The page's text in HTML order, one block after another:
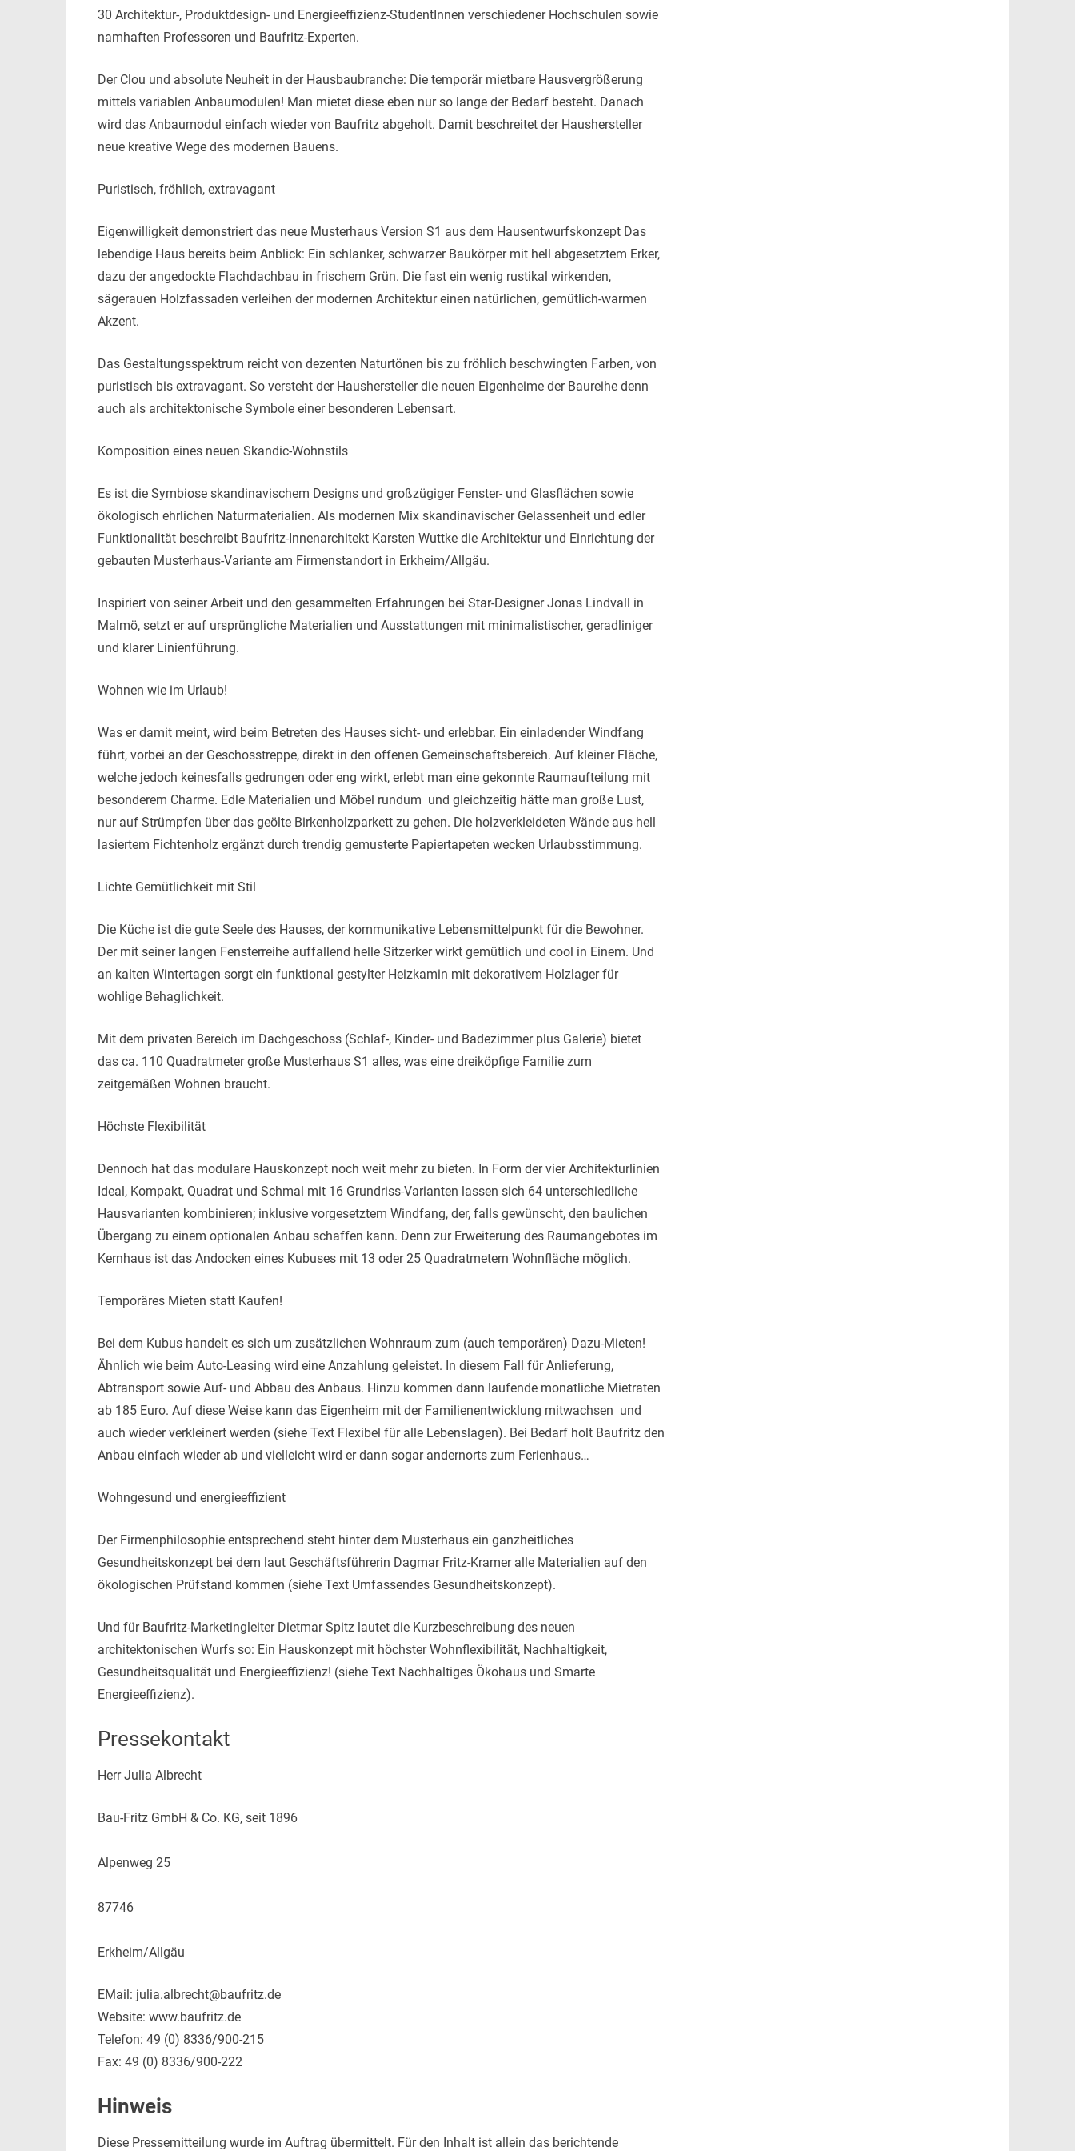
30 Architektur-, Produktdesign- und Energieeffizienz-StudentInnen verschiedener Hochschulen sowie
namhaften Professoren und Baufritz-Experten.
Der Clou und absolute Neuheit in der Hausbaubranche: Die temporär mietbare Hausvergrößerung
mittels variablen Anbaumodulen! Man mietet diese eben nur so lange der Bedarf besteht. Danach
wird das Anbaumodul einfach wieder von Baufritz abgeholt. Damit beschreitet der Haushersteller
neue kreative Wege des modernen Bauens.
Puristisch, fröhlich, extravagant
Eigenwilligkeit demonstriert das neue Musterhaus Version S1 aus dem Hausentwurfskonzept Das
lebendige Haus bereits beim Anblick: Ein schlanker, schwarzer Baukörper mit hell abgesetztem Erker,
dazu der angedockte Flachdachbau in frischem Grün. Die fast ein wenig rustikal wirkenden,
sägerauen Holzfassaden verleihen der modernen Architektur einen natürlichen, gemütlich-warmen
Akzent.
Das Gestaltungsspektrum reicht von dezenten Naturtönen bis zu fröhlich beschwingten Farben, von
puristisch bis extravagant. So versteht der Haushersteller die neuen Eigenheime der Baureihe denn
auch als architektonische Symbole einer besonderen Lebensart.
Komposition eines neuen Skandic-Wohnstils
Es ist die Symbiose skandinavischem Designs und großzügiger Fenster- und Glasflächen sowie
ökologisch ehrlichen Naturmaterialien. Als modernen Mix skandinavischer Gelassenheit und edler
Funktionalität beschreibt Baufritz-Innenarchitekt Karsten Wuttke die Architektur und Einrichtung der
gebauten Musterhaus-Variante am Firmenstandort in Erkheim/Allgäu.
Inspiriert von seiner Arbeit und den gesammelten Erfahrungen bei Star-Designer Jonas Lindvall in
Malmö, setzt er auf ursprüngliche Materialien und Ausstattungen mit minimalistischer, geradliniger
und klarer Linienführung.
Wohnen wie im Urlaub!
Was er damit meint, wird beim Betreten des Hauses sicht- und erlebbar. Ein einladender Windfang
führt, vorbei an der Geschosstreppe, direkt in den offenen Gemeinschaftsbereich. Auf kleiner Fläche,
welche jedoch keinesfalls gedrungen oder eng wirkt, erlebt man eine gekonnte Raumaufteilung mit
besonderem Charme. Edle Materialien und Möbel rundum  und gleichzeitig hätte man große Lust,
nur auf Strümpfen über das geölte Birkenholzparkett zu gehen. Die holzverkleideten Wände aus hell
lasiertem Fichtenholz ergänzt durch trendig gemusterte Papiertapeten wecken Urlaubsstimmung.
Lichte Gemütlichkeit mit Stil
Die Küche ist die gute Seele des Hauses, der kommunikative Lebensmittelpunkt für die Bewohner.
Der mit seiner langen Fensterreihe auffallend helle Sitzerker wirkt gemütlich und cool in Einem. Und
an kalten Wintertagen sorgt ein funktional gestylter Heizkamin mit dekorativem Holzlager für
wohlige Behaglichkeit.
Mit dem privaten Bereich im Dachgeschoss (Schlaf-, Kinder- und Badezimmer plus Galerie) bietet
das ca. 110 Quadratmeter große Musterhaus S1 alles, was eine dreiköpfige Familie zum
zeitgemäßen Wohnen braucht.
Höchste Flexibilität
Dennoch hat das modulare Hauskonzept noch weit mehr zu bieten. In Form der vier Architekturlinien
Ideal, Kompakt, Quadrat und Schmal mit 16 Grundriss-Varianten lassen sich 64 unterschiedliche
Hausvarianten kombinieren; inklusive vorgesetztem Windfang, der, falls gewünscht, den baulichen
Übergang zu einem optionalen Anbau schaffen kann. Denn zur Erweiterung des Raumangebotes im
Kernhaus ist das Andocken eines Kubuses mit 13 oder 25 Quadratmetern Wohnfläche möglich.
Temporäres Mieten statt Kaufen!
Bei dem Kubus handelt es sich um zusätzlichen Wohnraum zum (auch temporären) Dazu-Mieten!
Ähnlich wie beim Auto-Leasing wird eine Anzahlung geleistet. In diesem Fall für Anlieferung,
Abtransport sowie Auf- und Abbau des Anbaus. Hinzu kommen dann laufende monatliche Mietraten
ab 185 Euro. Auf diese Weise kann das Eigenheim mit der Familienentwicklung mitwachsen  und
auch wieder verkleinert werden (siehe Text Flexibel für alle Lebenslagen). Bei Bedarf holt Baufritz den
Anbau einfach wieder ab und vielleicht wird er dann sogar andernorts zum Ferienhaus…
Wohngesund und energieeffizient
Der Firmenphilosophie entsprechend steht hinter dem Musterhaus ein ganzheitliches
Gesundheitskonzept bei dem laut Geschäftsführerin Dagmar Fritz-Kramer alle Materialien auf den
ökologischen Prüfstand kommen (siehe Text Umfassendes Gesundheitskonzept).
Und für Baufritz-Marketingleiter Dietmar Spitz lautet die Kurzbeschreibung des neuen
architektonischen Wurfs so: Ein Hauskonzept mit höchster Wohnflexibilität, Nachhaltigkeit,
Gesundheitsqualität und Energieeffizienz! (siehe Text Nachhaltiges Ökohaus und Smarte
Energieeffizienz).
Pressekontakt
Herr Julia Albrecht
Bau-Fritz GmbH & Co. KG, seit 1896
Alpenweg 25
87746
Erkheim/Allgäu
EMail: julia.albrecht@baufritz.de
Website: www.baufritz.de
Telefon: 49 (0) 8336/900-215
Fax: 49 (0) 8336/900-222
Hinweis
Diese Pressemitteilung wurde im Auftrag übermittelt. Für den Inhalt ist allein das berichtende